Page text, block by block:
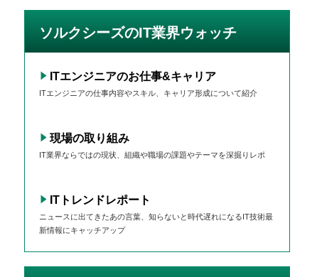
ソルクシーズのIT業界ウォッチ
ITエンジニアのお仕事&キャリア
ITエンジニアの仕事内容やスキル、キャリア形成について紹介
現場の取り組み
IT業界ならではの現状、組織や職場の課題やテーマを深掘りレポ
ITトレンドレポート
ニュースに出てきたあの言葉、知らないと時代遅れになるIT技術最
新情報にキャッチアップ